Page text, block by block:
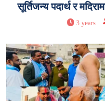
सूर्तिजन्य पदार्थ र
3 years